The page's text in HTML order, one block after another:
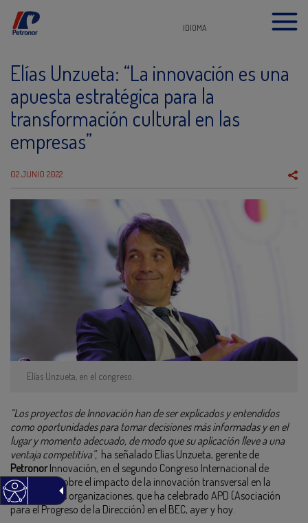
IDIOMA
Elías Unzueta: “La innovación es una
apuesta estratégica para la
transformación cultural en las
empresas”
02 JUNIO 2022
Elías Unzueta, en el congreso.
“Los proyectos de Innovación han de ser explicados y entendidos
como oportunidades para tomar decisiones más informadas y en el
lugar y momento adecuado, de modo que su aplicación lleve a una
ventaja competitiva”, ha señalado Elías Unzueta, gerente de
PetronorInnovación, en el segundo Congreso Internacional de
Innovación sobre el impacto de la innovación transversal en la
cultura de las organizaciones, que ha celebrado APD (Asociación
para el Progreso de la Dirección) en el BEC, ayer y hoy.